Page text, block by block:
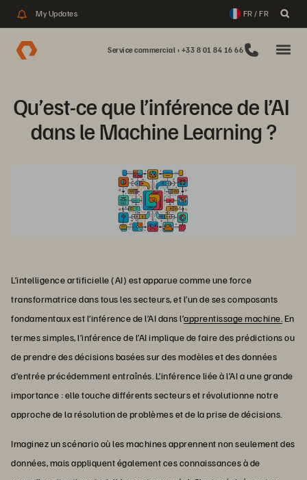
My Updates FR / FR
Service commercial : +33 8 01 84 16 66
Qu’est-ce que l’inférence de l’AI
dans le Machine Learning ?
L’intelligence artificielle (AI) est apparue comme une force
transformatrice dans tous les secteurs, et l’un de ses composants
fondamentaux est l’inférence de l’AI dans l’apprentissage machine. En
termes simples, l’inférence de l’AI implique de faire des prédictions ou
de prendre des décisions basées sur des modèles et des données
d’entrée précédemment entraînés. L’inférence liée à l’AI a une grande
importance : elle touche différents secteurs et révolutionne notre
approche de la résolution de problèmes et de la prise de décisions.
Imaginez un scénario où les machines apprennent non seulement des
données, mais appliquent également ces connaissances à de